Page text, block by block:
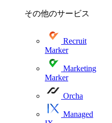
その他のサービス
Recruit
Marker
Marketing
Marker
Orcha
Managed